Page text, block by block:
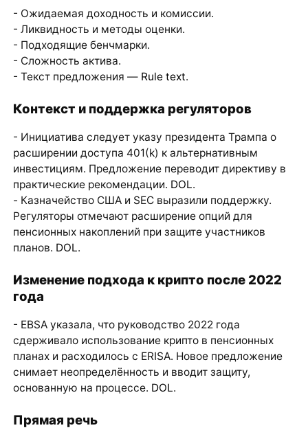
- Ожидаемая доходность и комиссии.
- Ликвидность и методы оценки.
- Подходящие бенчмарки.
- Сложность актива.
- Текст предложения — Rule text.
Контекст и поддержка регуляторов
- Инициатива следует указу президента Трампа о
расширении доступа 401(k) к альтернативным
инвестициям. Предложение переводит директиву в
практические рекомендации. DOL.
- Казначейство США и SEC выразили поддержку.
Регуляторы отмечают расширение опций для
пенсионных накоплений при защите участников
планов. DOL.
Изменение подхода к крипто после 2022
года
- EBSA указала, что руководство 2022 года
сдерживало использование крипто в пенсионных
планах и расходилось с ERISA. Новое предложение
снимает неопределённость и вводит защиту,
основанную на процессе. DOL.
Прямая речь